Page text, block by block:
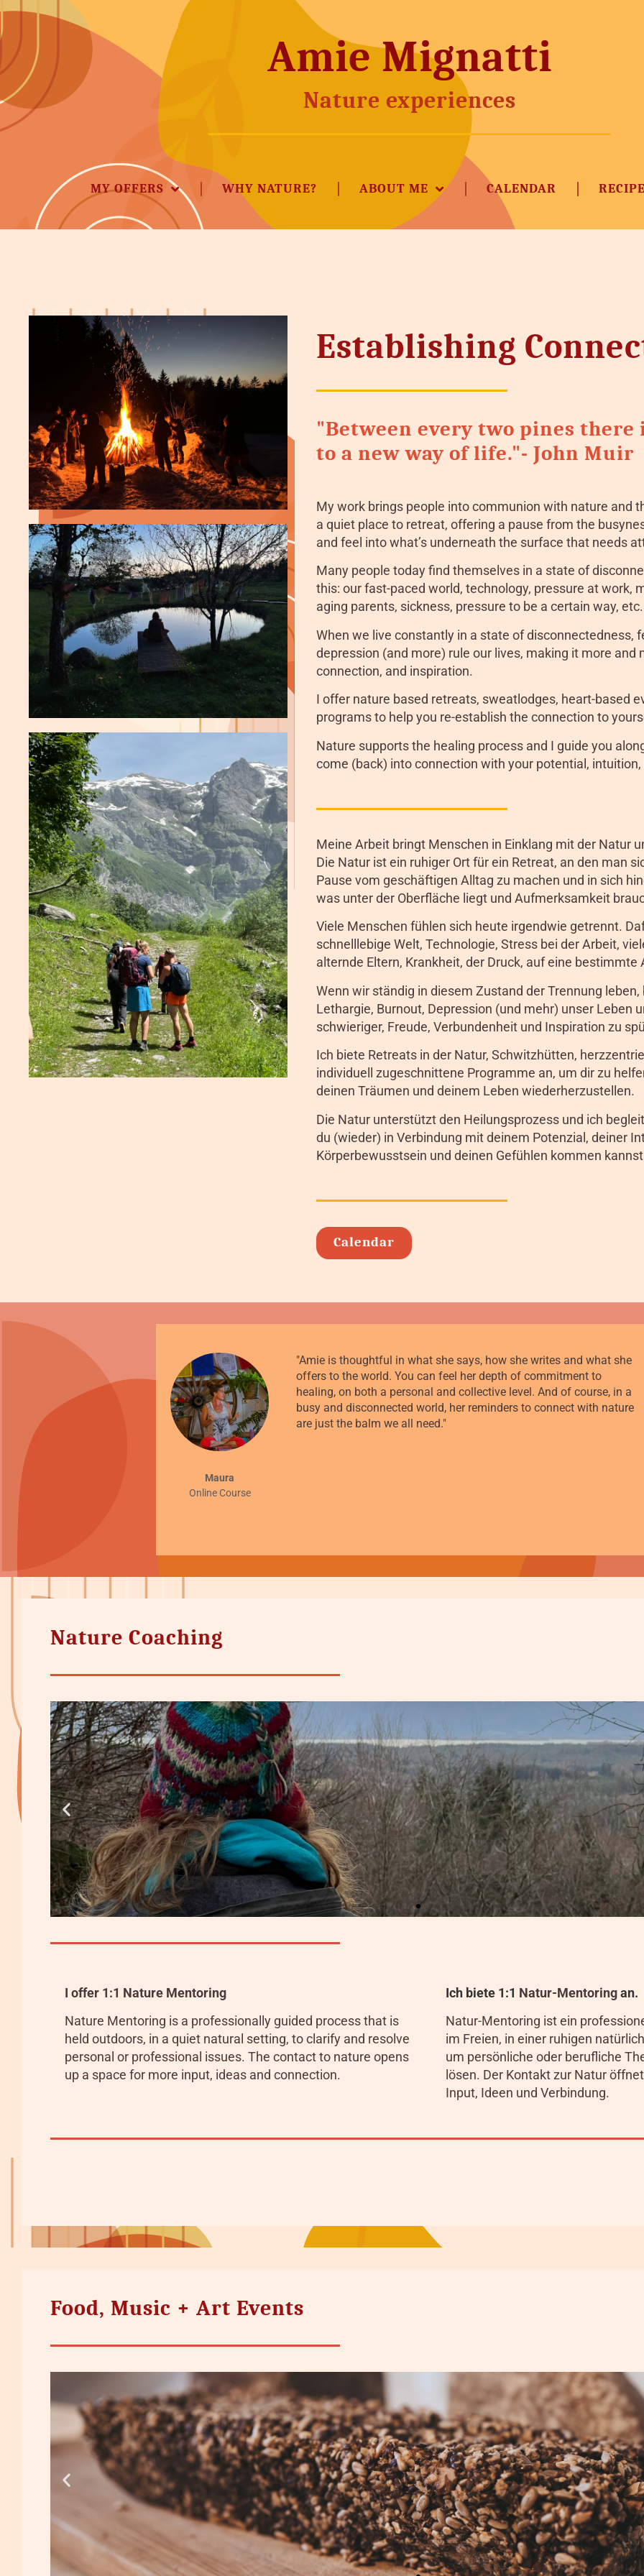
Amie Mignatti
Nature experiences
MY OFFERS WHY NATURE? ABOUT ME CALENDAR
Establishing
"Between every two pines there
to a new way of life."- John Muir
My work brings people into communion with nature and
a quiet place to retreat, offering a pause from the
and feel into what’s underneath the surface that needs
Many people today find themselves in a state of
this: our fast-paced world, technology, pressure at work,
aging parents, sickness, pressure to be a certain way, etc.
When we live constantly in a state of disconnectedness,
depression (and more) rule our lives, making it more and
connection, and inspiration.
I offer nature based retreats, sweatlodges, heart-based
programs to help you re-establish the connection to
Nature supports the healing process and I guide you
come (back) into connection with your potential,
Meine Arbeit bringt Menschen in Einklang mit der Natur
Die Natur ist ein ruhiger Ort für ein Retreat, an den man
Pause vom geschäftigen Alltag zu machen und in sich
was unter der Oberfläche liegt und Aufmerksamkeit
Viele Menschen fühlen sich heute irgendwie getrennt.
schnelllebige Welt, Technologie, Stress bei der Arbeit,
alternde Eltern, Krankheit, der Druck, auf eine bestimmte
Wenn wir ständig in diesem Zustand der Trennung
Lethargie, Burnout, Depression (und mehr) unser Leben
schwieriger, Freude, Verbundenheit und Inspiration zu
Ich biete Retreats in der Natur, Schwitzhütten,
individuell zugeschnittene Programme an, um dir zu
deinen Träumen und deinem Leben wiederherzustellen.
Die Natur unterstützt den Heilungsprozess und ich
du (wieder) in Verbindung mit deinem Potenzial, deiner
Körperbewusstsein und deinen Gefühlen kommen
Calendar
writes and what she
And of course, in a
to connect with nature
"Pure Lebendigkeit, wertvolle Lebenserfahrung und die
göttliche Brise amerikanischen Humors – damit begleitet
Amie Menschen auf sehr feine, inspirierte und tragende Weise.
Thanks for every magic thought and laughter, that you share,
wild lady!"
Katrin
Intuitive Vision Board Kurse
Nature Coaching
I offer 1:1 Nature Mentoring
Nature Mentoring is a professionally guided process that is
held outdoors, in a quiet natural setting, to clarify and resolve
personal or professional issues. The contact to nature opens
up a space for more input, ideas and connection.
Ich biete 1:1 Natur-Mentoringan.
Natur-Mentoring ist ein
im Freien, in einer ruhigen
um persönliche oder berufliche
lösen. Der Kontakt zur Natur
Input, Ideen und Verbindung.
Food, Music + Art Events